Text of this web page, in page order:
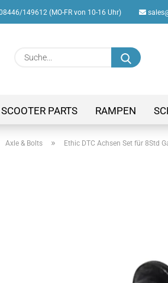
149612 (MO-FR von 10-16 Uhr)
Suche...
PARTS RAMPEN
Axle & Bolts » Ethic DTC Achsen Set für 8Std